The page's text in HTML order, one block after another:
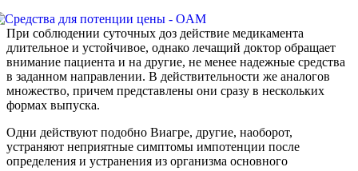
При соблюдении суточных доз действие медикамента
длительное и устойчивое, однако лечащий доктор обращает
внимание пациента и на другие, не менее надежные средства
в заданном направлении. В действительности же аналогов
множество, причем представлены они сразу в нескольких
формах выпуска.
Одни действуют подобно Виагре, другие, наоборот,
устраняют неприятные симптомы импотенции после
определения и устранения из организма основного